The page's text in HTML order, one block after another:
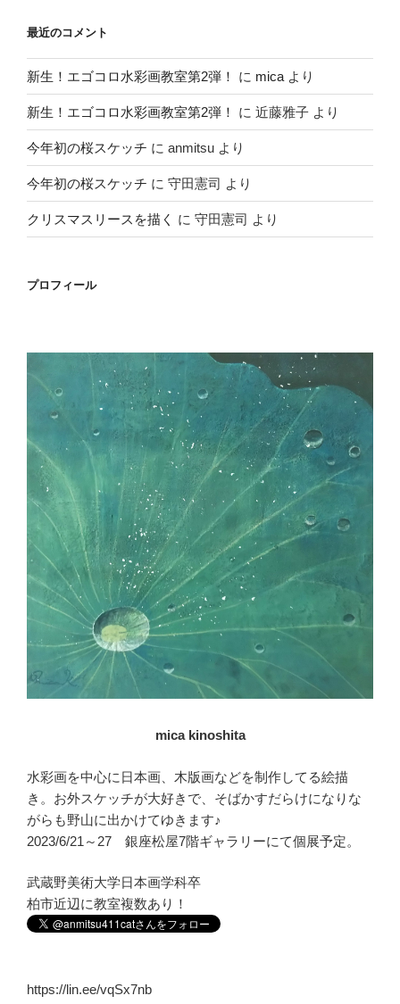
最近のコメント
新生！エゴコロ水彩画教室第2弾！ に mica より
新生！エゴコロ水彩画教室第2弾！ に 近藤雅子 より
今年初の桜スケッチ に anmitsu より
今年初の桜スケッチ に 守田憲司 より
クリスマスリースを描く に 守田憲司 より
プロフィール
mica kinoshita
水彩画を中心に日本画、木版画などを制作してる絵描
き。お外スケッチが大好きで、そばかすだらけになりな
がらも野山に出かけてゆきます♪
2023/6/21～27 銀座松屋7階ギャラリーにて個展予定。
武蔵野美術大学日本画学科卒
柏市近辺に教室複数あり！
https://lin.ee/vqSx7nb